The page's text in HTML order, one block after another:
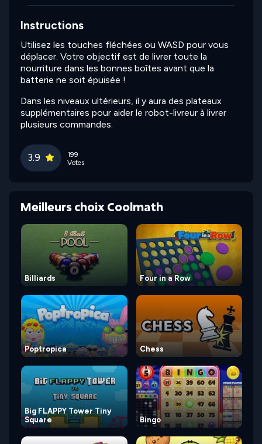
Instructions
Utilisez les touches fléchées ou WASD pour vous
déplacer. Votre objectif est de livrer toute la
nourriture dans les bonnes boîtes avant que la
batterie ne soit épuisée !
Dans les niveaux ultérieurs, il y aura des plateaux
supplémentaires pour aider le robot-livreur à livrer
plusieurs commandes.
3.9
199
Votes
Meilleurs choix Coolmath
Billiards Four in a Row
Poptropica Chess
Big FLAPPY Tower Tiny
Square
Bingo